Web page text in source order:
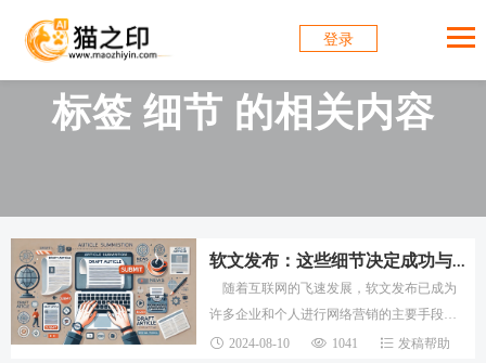
登录
标签 细节 的相关内容
软文发布：这些细节决定成功与否
随着互联网的飞速发展，软文发布已成为
许多企业和个人进行网络营销的主要手段。
然而，许多人在持续发布软文后却发现效果
2024-08-10 1041 发稿帮助